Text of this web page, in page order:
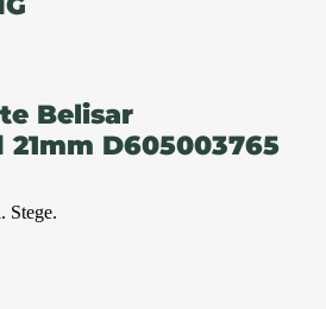
Belisar
D605003765
Stege.